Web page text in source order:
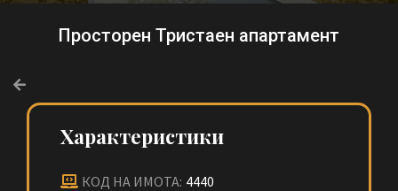
Просторен Тристаен апартамент
Характеристики
КОД НА ИМОТА: 4440